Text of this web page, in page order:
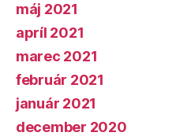
máj 2021
apríl 2021
marec 2021
február 2021
január 2021
december 2020